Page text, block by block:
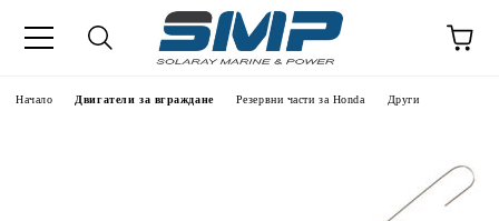
Начало Двигатели за вграждане Резервни части за Honda Други